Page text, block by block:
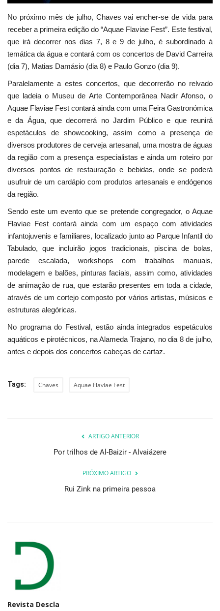
Cultura
Lazer
No próximo mês de julho, Chaves vai encher-se de vida para
receber a primeira edição do “Aquae Flaviae Fest”. Este festival,
que irá decorrer nos dias 7, 8 e 9 de julho, é subordinado à
temática da água e contará com os concertos de David Carreira
(dia 7), Matias Damásio (dia 8) e Paulo Gonzo (dia 9).
Paralelamente a estes concertos, que decorrerão no relvado
que ladeia o Museu de Arte Contemporânea Nadir Afonso, o
Aquae Flaviae Fest contará ainda com uma Feira Gastronómica
e da Água, que decorrerá no Jardim Público e que reunirá
espetáculos de showcooking, assim como a presença de
diversos produtores de cerveja artesanal, uma mostra de águas
da região com a presença especialistas e ainda um roteiro por
diversos pontos de restauração e bebidas, onde se poderá
usufruir de um cardápio com produtos artesanais e endógenos
da região.
Sendo este um evento que se pretende congregador, o Aquae
Flaviae Fest contará ainda com um espaço com atividades
infantojuvenis e familiares, localizado junto ao Parque Infantil do
Tabulado, que incluirão jogos tradicionais, piscina de bolas,
parede escalada, workshops com trabalhos manuais,
modelagem e balões, pinturas faciais, assim como, atividades
de animação de rua, que estarão presentes em toda a cidade,
através de um cortejo composto por vários artistas, músicos e
estruturas alegóricas.
No programa do Festival, estão ainda integrados espetáculos
aquáticos e pirotécnicos, na Alameda Trajano, no dia 8 de julho,
antes e depois dos concertos cabeças de cartaz.
Tags: Chaves Aquae Flaviae Fest
ARTIGO ANTERIOR
Por trilhos de Al-Baizir - Alvaiázere
PRÓXIMO ARTIGO
Rui Zink na primeira pessoa
Revista Descla